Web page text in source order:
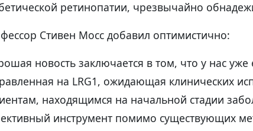
ретинопатии, чрезвычайно
Стивен Мосс добавил оптимистично:
новость заключается в том, что у нас уже
на LRG1, ожидающая клинических
находящимся на начальной стадии
инструмент помимо существующих